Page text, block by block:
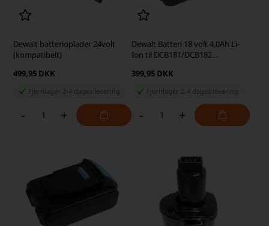
Dewalt batterioplader 24volt
(kompatibelt)
499,95 DKK
Fjernlager 2-4 dages levering
- +
Dewalt Batteri 18 volt 4,0Ah Li-
Ion til DCB181/DCB182
399,95 DKK
Fjernlager 2-4 dages levering
- +